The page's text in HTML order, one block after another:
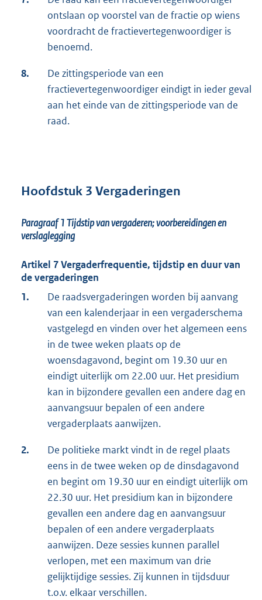
ontslaan op voorstel van de fractie op wiens
voordracht de fractievertegenwoordiger is
benoemd.
8.
De zittingsperiode van een
fractievertegenwoordiger eindigt in ieder geval
aan het einde van de zittingsperiode van de
raad.
Hoofdstuk 3 Vergaderingen
Paragraaf 1Tijdstip van vergaderen; voorbereidingen en
verslaglegging
Artikel 7 Vergaderfrequentie, tijdstip en duur van
de vergaderingen
1.
De raadsvergaderingen worden bij aanvang
van een kalenderjaar in een vergaderschema
vastgelegd en vinden over het algemeen eens
in de twee weken plaats op de
woensdagavond, begint om 19.30 uur en
eindigt uiterlijk om 22.00 uur. Het presidium
kan in bijzondere gevallen een andere dag en
aanvangsuur bepalen of een andere
vergaderplaats aanwijzen.
2.
De politieke markt vindt in de regel plaats
eens in de twee weken op de dinsdagavond
en begint om 19.30 uur en eindigt uiterlijk om
22.30 uur. Het presidium kan in bijzondere
gevallen een andere dag en aanvangsuur
bepalen of een andere vergaderplaats
aanwijzen. Deze sessies kunnen parallel
verlopen, met een maximum van drie
gelijktijdige sessies. Zij kunnen in tijdsduur
t.o.v. elkaar verschillen.